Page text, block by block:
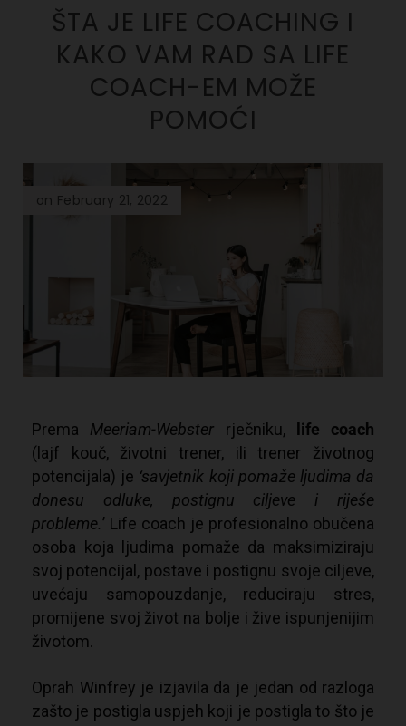
ŠTA JE LIFE COACHING I
KAKO VAM RAD SA LIFE
COACH-EM MOŽE
POMOĆI
on February 21, 2022
Prema Meeriam-Webster rječniku,
life coach
(lajf kouč, životni trener, ili trener životnog
potencijala) je ‘savjetnik koji pomaže ljudima da
donesu odluke, postignu ciljeve i riješe
probleme.’ Life coach je profesionalno obučena
osoba koja ljudima pomaže da maksimiziraju
svoj potencijal, postave i postignu svoje ciljeve,
uvećaju samopouzdanje, reduciraju stres,
promijene svoj život na bolje i žive ispunjenijim
životom.
Oprah Winfrey je izjavila da je jedan od razloga
zašto je postigla uspjeh koji je postigla to što je